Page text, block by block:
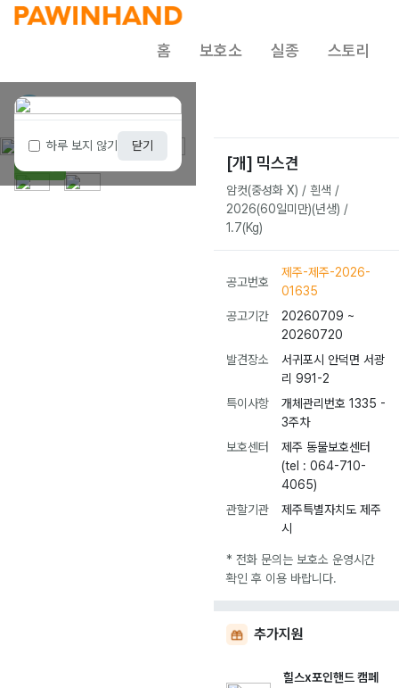
홈 보호소 실종 스토리
하루 보지 않기 닫기
제주 동물보호센터
[개] 믹스견
암컷(중성화 X) / 흰색 /
2026(60일미만)(년생) /
1.7(Kg)
공고번호
제주-제주-2026-
01635
공고기간
20260709 ~
20260720
발견장소
서귀포시 안덕면 서광
리 991-2
특이사항
개체관리번호 1335 -
3주차
보호센터
제주 동물보호센터
(tel : 064-710-
4065)
관할기관
제주특별자치도 제주
시
* 전화 문의는 보호소 운영시간
확인 후 이용 바랍니다.
추가지원
힐스x포인핸드 캠페